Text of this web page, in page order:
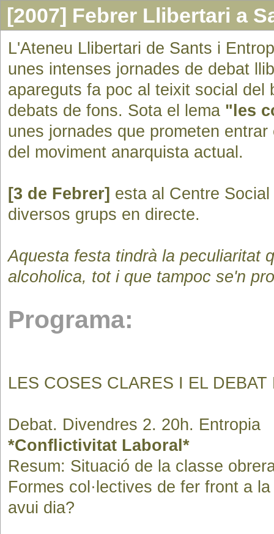
[2007] Febrer Llibertari a
L'Ateneu Llibertari de Sants i
unes intenses jornades de debat
apareguts fa poc al teixit social del
debats de fons. Sota el lema "les
unes jornades que prometen
del moviment anarquista actual.
[3 de Febrer] esta al Centre
diversos grups en directe.
Aquesta festa tindrà la peculiaritat
alcoholica, tot i que tampoc se'n
Programa:
LES COSES CLARES I EL DEBAT
Debat. Divendres 2. 20h. Entropia
*Conflictivitat Laboral*
Resum: Situació de la classe
Formes col·lectives de fer front a
avui dia?